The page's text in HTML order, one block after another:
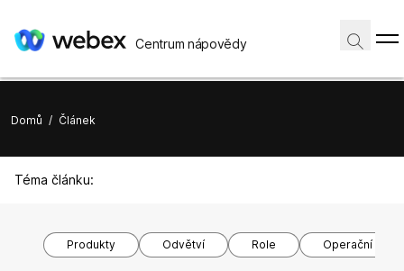
Centrum nápovědy
Domů / Článek
Téma článku:
Produkty Odvětví Role Operační